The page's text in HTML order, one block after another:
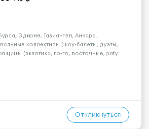
Эдирне, Газиантеп, Анкара.
коллективы (шоу-балеты, дуэты,
(экзотика, го-го, восточные, paty
-Работницы хостесc в кл...
Откликнуться